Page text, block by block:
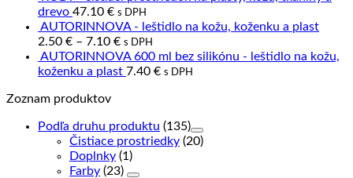
drevo 47.10 € s DPH
AUTORINNOVA - leštidlo na kožu, koženku a plast
2.50 € – 7.10 € s DPH
AUTORINNOVA 600 ml bez silikónu - leštidlo na kožu,
koženku a plast 7.40 € s DPH
Zoznam produktov
Podľa druhu produktu (135)
Čistiace prostriedky (20)
Doplnky (1)
Farby (23)